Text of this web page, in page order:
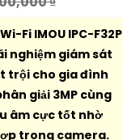
Fi IMOU IPC-F32P
nghiệm giám sát
trội cho gia đình
giải 3MP cùng
âm cực tốt nhờ
trong camera.